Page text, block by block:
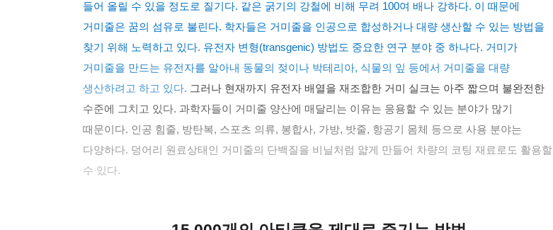
들어 올릴 수 있을 정도로 질기다. 같은 굵기의 강철에 비해 무려 100여 배나 강하다. 이 때문에
거미줄은 꿈의 섬유로 불린다. 학자들은 거미줄을 인공으로 합성하거나 대량 생산할 수 있는 방법을
찾기 위해 노력하고 있다. 유전자 변형(transgenic) 방법도 중요한 연구 분야 중 하나다. 거미가
거미줄을 만드는 유전자를 알아내 동물의 젖이나 박테리아, 식물의 잎 등에서 거미줄을 대량
생산하려고 하고 있다. 그러나 현재까지 유전자 배열을 재조합한 거미 실크는 아주 짧으며 불완전한
수준에 그치고 있다. 과학자들이 거미줄 양산에 매달리는 이유는 응용할 수 있는 분야가 많기
때문이다. 인공 힘줄, 방탄복, 스포츠 의류, 봉합사, 가방, 밧줄, 항공기 몸체 등으로 사용 분야는
다양하다. 덩어리 원료상태인 거미줄의 단백질을 비닐처럼 얇게 만들어 차량의 코팅 재료로도 활용할
수 있다.